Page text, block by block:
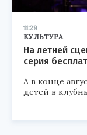
11:29
КУЛЬТУРА
На летней
серия
А в конце
детей в